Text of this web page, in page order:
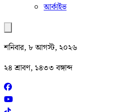
আর্কাইভ
শনিবার, ৮ আগস্ট, ২০২৬
২৪ শ্রাবণ, ১৪৩৩ বঙ্গাব্দ